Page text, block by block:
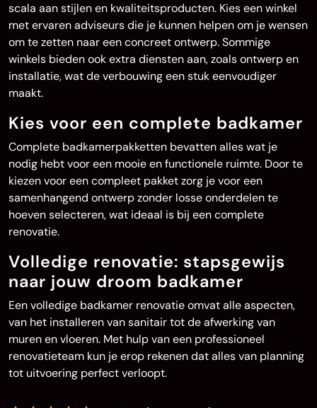
scala aan stijlen en kwaliteitsproducten. Kies een winkel
met ervaren adviseurs die je kunnen helpen om je wensen
om te zetten naar een concreet ontwerp. Sommige
winkels bieden ook extra diensten aan, zoals ontwerp en
installatie, wat de verbouwing een stuk eenvoudiger
maakt.
Kies voor een complete badkamer
Complete badkamerpakketten bevatten alles wat je
nodig hebt voor een mooie en functionele ruimte. Door te
kiezen voor een compleet pakket zorg je voor een
samenhangend ontwerp zonder losse onderdelen te
hoeven selecteren, wat ideaal is bij een complete
renovatie.
Volledige renovatie: stapsgewijs
naar jouw droom badkamer
Een volledige badkamer renovatie omvat alle aspecten,
van het installeren van sanitair tot de afwerking van
muren en vloeren. Met hulp van een professioneel
renovatieteam kun je erop rekenen dat alles van planning
tot uitvoering perfect verloopt.